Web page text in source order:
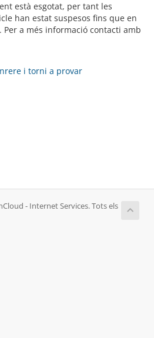
està esgotat, per tant les
han estat suspesos fins que en
a més informació contacti amb
i torni a provar
- Internet Services. Tots els